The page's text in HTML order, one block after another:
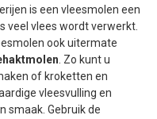
is een vleesmolen een
veel vlees wordt verwerkt.
ook uitermate
. Zo kunt u
of kroketten en
vleesvulling en
smaak. Gebruik de